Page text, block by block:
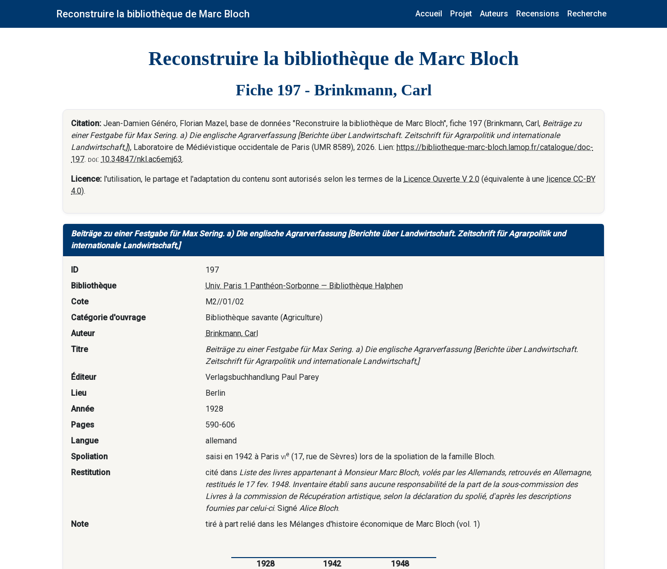
Reconstruire la bibliothèque de Marc Bloch Accueil Projet Auteurs Recensions Recherche
Reconstruire la bibliothèque de Marc Bloch
Fiche 197 - Brinkmann, Carl
Citation: Jean-Damien Généro, Florian Mazel, base de données "Reconstruire la bibliothèque de Marc Bloch", fiche 197 (Brinkmann, Carl, Beiträge zu
einer Festgabe für Max Sering. a) Die englische Agrarverfassung [Berichte über Landwirtschaft. Zeitschrift für Agrarpolitik und internationale
Landwirtschaft,]), Laboratoire de Médiévistique occidentale de Paris (UMR 8589), 2026. Lien: https://bibliotheque-marc-bloch.lamop.fr/catalogue/doc-
197. doi: 10.34847/nkl.ac6emj63.
Licence: l'utilisation, le partage et l'adaptation du contenu sont autorisés selon les termes de la Licence Ouverte V 2.0 (équivalente à une licence CC-BY
4.0).
Beiträge zu einer Festgabe für Max Sering. a) Die englische Agrarverfassung [Berichte über Landwirtschaft. Zeitschrift für Agrarpolitik und
internationale Landwirtschaft,]
ID
197
Bibliothèque
Univ. Paris 1 Panthéon-Sorbonne — Bibliothèque Halphen
Cote
M2//01/02
Catégorie d'ouvrage
Bibliothèque savante (Agriculture)
Auteur
Brinkmann, Carl
Titre
Beiträge zu einer Festgabe für Max Sering. a) Die englische Agrarverfassung [Berichte über Landwirtschaft.
Zeitschrift für Agrarpolitik und internationale Landwirtschaft,]
Éditeur
Verlagsbuchhandlung Paul Parey
Lieu
Berlin
Année
1928
Pages
590-606
Langue
allemand
Spoliation
saisi en 1942 à Paris vie(17, rue de Sèvres) lors de la spoliation de la famille Bloch.
Restitution
cité dans Liste des livres appartenant à Monsieur Marc Bloch, volés par les Allemands, retrouvés en Allemagne,
restitués le 17 fev. 1948. Inventaire établi sans aucune responsabilité de la part de la sous-commission des
Livres à la commission de Récupération artistique, selon la déclaration du spolié, d'après les descriptions
fournies par celui-ci. Signé Alice Bloch.
Note
tiré à part relié dans les Mélanges d'histoire économique de Marc Bloch (vol. 1)
1928 1942 1948